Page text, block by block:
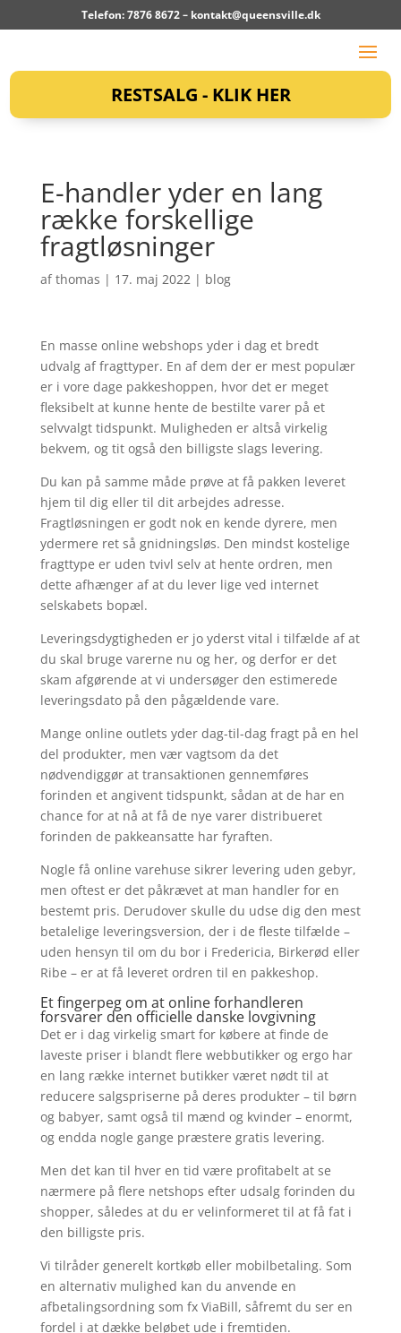
Telefon: 7876 8672 – kontakt@queensville.dk
RESTSALG - KLIK HER
E-handler yder en lang
række forskellige
fragtløsninger
afthomas | 17. maj 2022| blog
En masse online webshops yder i dag et bredt
udvalg af fragttyper. En af dem der er mest populær
er i vore dage pakkeshoppen, hvor det er meget
fleksibelt at kunne hente de bestilte varer på et
selvvalgt tidspunkt. Muligheden er altså virkelig
bekvem, og tit også den billigste slags levering.
Du kan på samme måde prøve at få pakken leveret
hjem til dig eller til dit arbejdes adresse.
Fragtløsningen er godt nok en kende dyrere, men
ydermere ret så gnidningsløs. Den mindst kostelige
fragttype er uden tvivl selv at hente ordren, men
dette afhænger af at du lever lige ved internet
selskabets bopæl.
Leveringsdygtigheden er jo yderst vital i tilfælde af at
du skal bruge varerne nu og her, og derfor er det
skam afgørende at vi undersøger den estimerede
leveringsdato på den pågældende vare.
Mange online outlets yder dag-til-dag fragt på en hel
del produkter, men vær vagtsom da det
nødvendiggør at transaktionen gennemføres
forinden et angivent tidspunkt, sådan at de har en
chance for at nå at få de nye varer distribueret
forinden de pakkeansatte har fyraften.
Nogle få online varehuse sikrer levering uden gebyr,
men oftest er det påkrævet at man handler for en
bestemt pris. Derudover skulle du udse dig den mest
betalelige leveringsversion, der i de fleste tilfælde –
uden hensyn til om du bor i Fredericia, Birkerød eller
Ribe – er at få leveret ordren til en pakkeshop.
Et fingerpeg om at online forhandleren
forsvarer den officielle danske lovgivning
Det er i dag virkelig smart for købere at finde de
laveste priser i blandt flere webbutikker og ergo har
en lang række internet butikker været nødt til at
reducere salgspriserne på deres produkter – til børn
og babyer, samt også til mænd og kvinder – enormt,
og endda nogle gange præstere gratis levering.
Men det kan til hver en tid være profitabelt at se
nærmere på flere netshops efter udsalg forinden du
shopper, således at du er velinformeret til at få fat i
den billigste pris.
Vi tilråder generelt kortkøb eller mobilbetaling. Som
en alternativ mulighed kan du anvende en
afbetalingsordning som fx ViaBill, såfremt du ser en
fordel i at dække beløbet ude i fremtiden.